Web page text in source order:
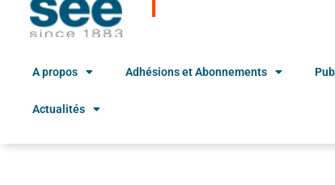
A propos Adhésions et Abonnements
Actualités